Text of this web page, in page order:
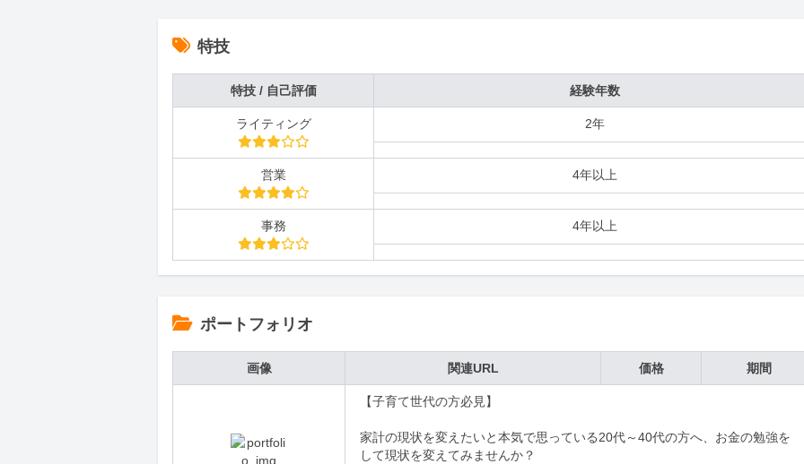
特技
特技 / 自己評価 経験年数
ライティング 2年
営業 4年以上
事務 4年以上
ポートフォリオ
画像 関連URL 価格 期間
【子育て世代の方必見】
家計の現状を変えたいと本気で思っている20代～40代の方へ、お金の勉強を
して現状を変えてみませんか？